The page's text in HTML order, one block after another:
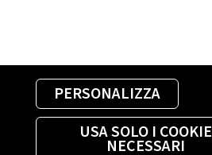
PERSONALIZZA
USA SOLO I COOKIE
NECESSARI